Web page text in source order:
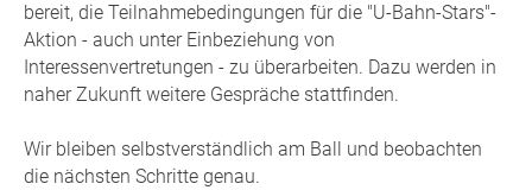
bereit, die Teilnahmebedingungen für die "U-Bahn-Stars"-
Aktion - auch unter Einbeziehung von
Interessenvertretungen - zu überarbeiten. Dazu werden in
naher Zukunft weitere Gespräche stattfinden.
Wir bleiben selbstverständlich am Ball und beobachten
die nächsten Schritte genau.